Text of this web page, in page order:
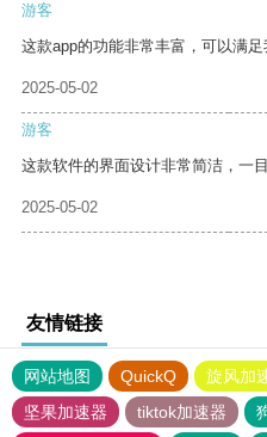
游客
这款app的功能非常丰富，可以满足
2025-05-02
游客
这款软件的界面设计非常简洁，一目
2025-05-02
友情链接
网站地图 QuickQ 旋风加
坚果加速器
tiktok加速器